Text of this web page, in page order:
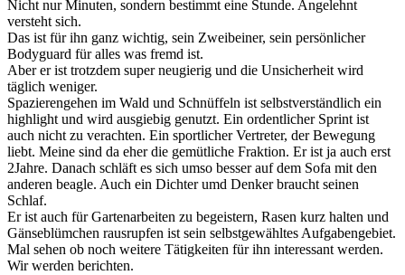
Nicht nur Minuten, sondern bestimmt eine Stunde. Angelehnt
versteht sich.
Das ist für ihn ganz wichtig, sein Zweibeiner, sein persönlicher
Bodyguard für alles was fremd ist.
Aber er ist trotzdem super neugierig und die Unsicherheit wird
täglich weniger.
Spazierengehen im Wald und Schnüffeln ist selbstverständlich ein
highlight und wird ausgiebig genutzt. Ein ordentlicher Sprint ist
auch nicht zu verachten. Ein sportlicher Vertreter, der Bewegung
liebt. Meine sind da eher die gemütliche Fraktion. Er ist ja auch erst
2Jahre. Danach schläft es sich umso besser auf dem Sofa mit den
anderen beagle. Auch ein Dichter umd Denker braucht seinen
Schlaf.
Er ist auch für Gartenarbeiten zu begeistern, Rasen kurz halten und
Gänseblümchen rausrupfen ist sein selbstgewähltes Aufgabengebiet.
Mal sehen ob noch weitere Tätigkeiten für ihn interessant werden.
Wir werden berichten.